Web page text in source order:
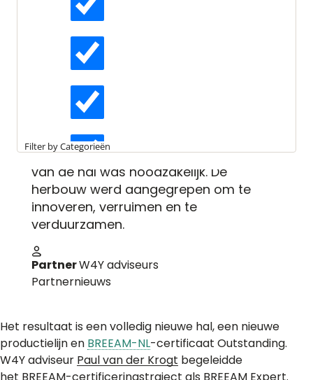
Longreads
Partnernieuws
Filter by Categorieën
5 sterren BREEAM voor
herbouwde fabriek van
Soest BV
In december 2018 werd Van Soest BV uit
Kesteren, wereldspeler in
diepvrieschampignons, geteisterd door
een grote bedrijfsbrand waarbij de
fabriekshal werd getroffen. Herbouw
van de hal was noodzakelijk. De
herbouw werd aangegrepen om te
innoveren, verruimen en te
verduurzamen.
PartnerW4Y adviseurs
Partnernieuws
Het resultaat is een volledig nieuwe hal, een nieuwe
productielijn en BREEAM-NL-certificaat Outstanding.
W4Y adviseur Paul van der Krogt begeleidde